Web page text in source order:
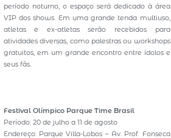
período noturno, o espaço será dedicado à área
VIP dos shows. Em uma grande tenda multiuso,
atletas e ex-atletas serão recebidos para
atividades diversas, como palestras ou workshops
gratuitos, em um grande encontro entre ídolos e
seus fãs.
Festival Olímpico Parque Time Brasil
Período: 20 de julho a 11 de agosto
Endereço: Parque Villa-Lobos – Av. Prof. Fonseca